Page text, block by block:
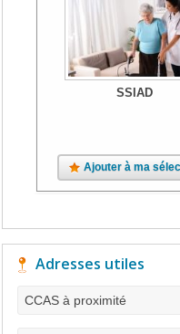
SSIAD
Ajouter à ma
Adresses utiles
CCAS à proximité